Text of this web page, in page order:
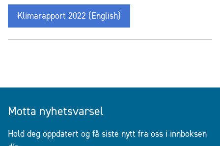
Klimarapport 2022 (English)
Motta nyhetsvarsel
Hold deg oppdatert og få siste nytt fra oss i innboksen